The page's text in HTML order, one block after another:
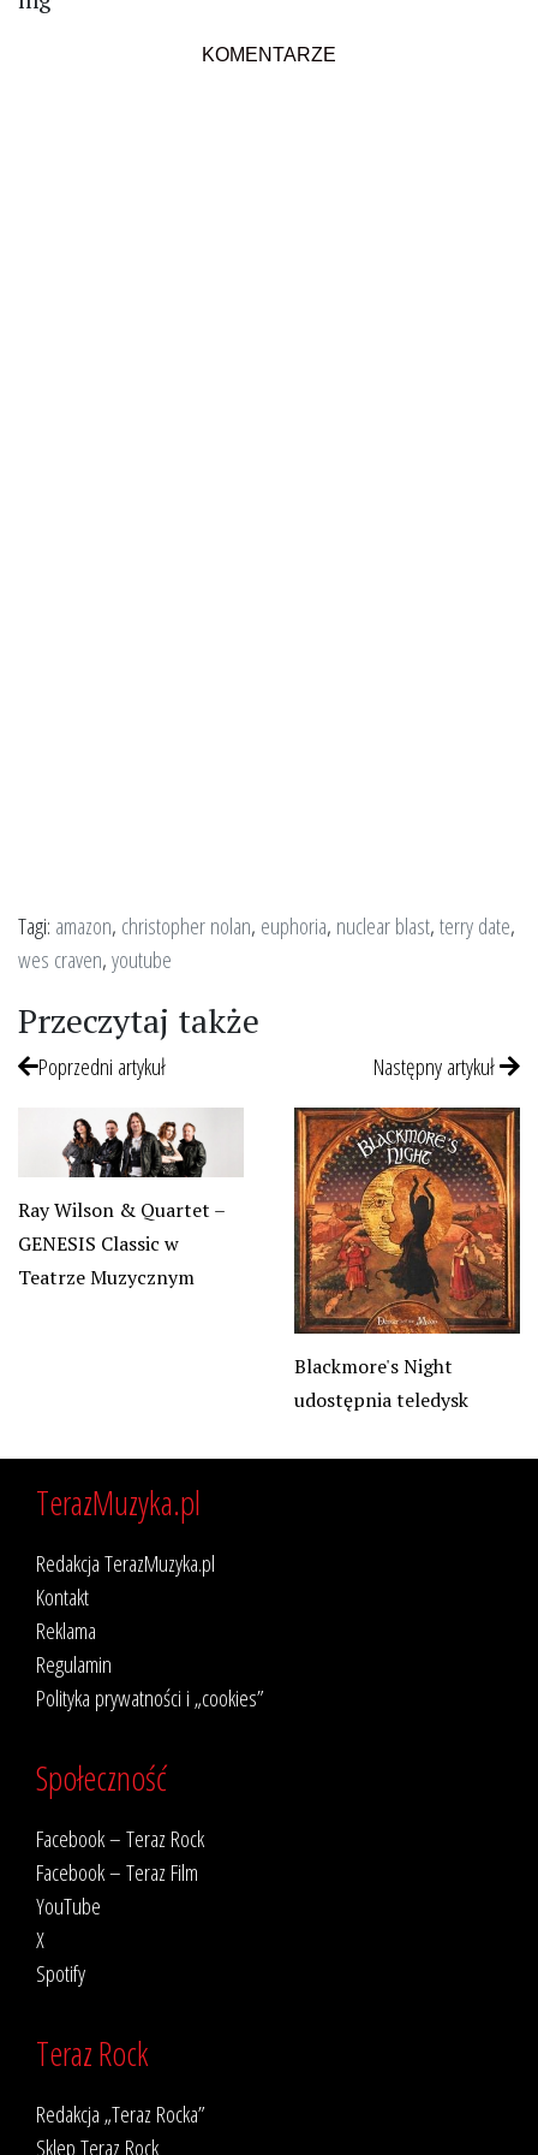
KOMENTARZE
Tagi: amazon, christopher nolan, euphoria, nuclear blast,terry date,
wes craven,youtube
Przeczytaj także
Poprzedni artykuł
Ray Wilson & Quartet –
GENESIS Classic w
Teatrze Muzycznym
Następny artykuł
Blackmore's Night
udostępnia teledysk
TerazMuzyka.pl
Redakcja TerazMuzyka.pl
Kontakt
Reklama
Regulamin
Polityka prywatności i „cookies”
Społeczność
Facebook – Teraz Rock
Facebook – Teraz Film
YouTube
X
Spotify
Teraz Rock
Redakcja „Teraz Rocka”
Sklep Teraz Rock